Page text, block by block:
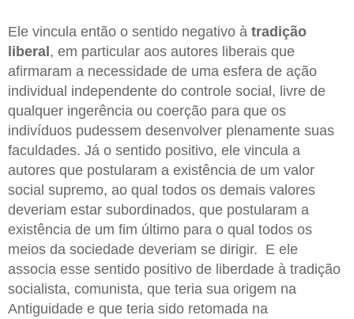
Ele vincula então o sentido negativo à tradição
liberal, em particular aos autores liberais que
afirmaram a necessidade de uma esfera de ação
individual independente do controle social, livre de
qualquer ingerência ou coerção para que os
indivíduos pudessem desenvolver plenamente suas
faculdades. Já o sentido positivo, ele vincula a
autores que postularam a existência de um valor
social supremo, ao qual todos os demais valores
deveriam estar subordinados, que postularam a
existência de um fim último para o qual todos os
meios da sociedade deveriam se dirigir. E ele
associa esse sentido positivo de liberdade à tradição
socialista, comunista, que teria sua origem na
Antiguidade e que teria sido retomada na